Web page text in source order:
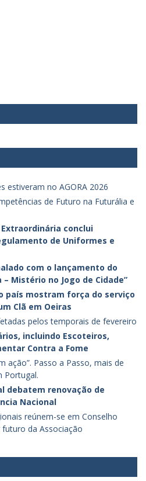
estiveram no AGORA 2026
de Futuro na Futurália e
conclui
de Uniformes e
com o lançamento do
Mistério no Jogo de Cidade”
país mostram força do serviço
Clã em Oeiras
pelos temporais de fevereiro
incluindo Escoteiros,
Contra a Fome
ação”. Passo a Passo, mais de
Portugal.
debatem renovação de
Nacional
reúnem-se em Conselho
da Associação